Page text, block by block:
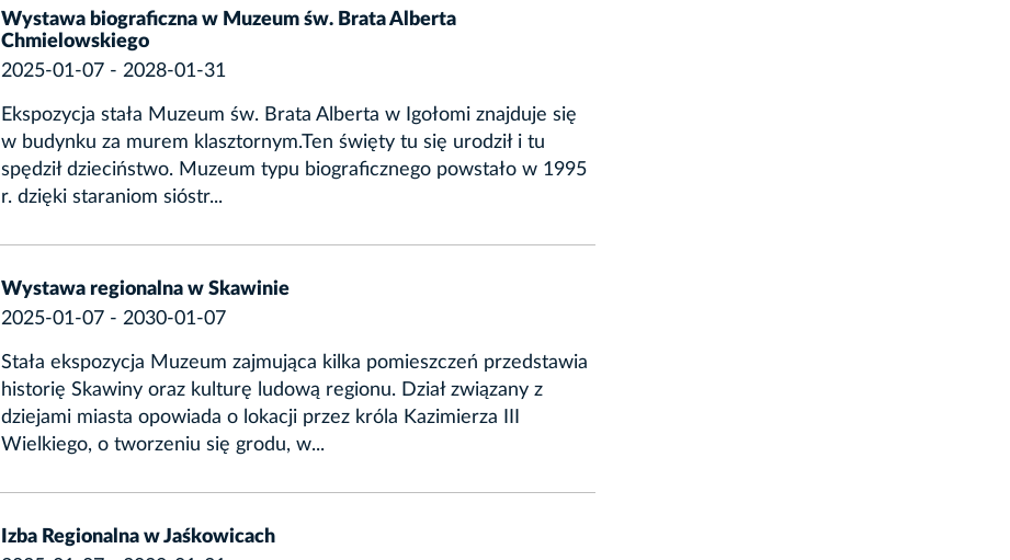
Wystawa biograficzna w Muzeum św. Brata Alberta
Chmielowskiego
2025-01-07 - 2028-01-31
Ekspozycja stała Muzeum św. Brata Alberta w Igołomi znajduje się
w budynku za murem klasztornym.Ten święty tu się urodził i tu
spędził dzieciństwo. Muzeum typu biograficznego powstało w 1995
r. dzięki staraniom sióstr...
Wystawa regionalna w Skawinie
2025-01-07 - 2030-01-07
Stała ekspozycja Muzeum zajmująca kilka pomieszczeń przedstawia
historię Skawiny oraz kulturę ludową regionu. Dział związany z
dziejami miasta opowiada o lokacji przez króla Kazimierza III
Wielkiego, o tworzeniu się grodu, w...
Izba Regionalna w Jaśkowicach